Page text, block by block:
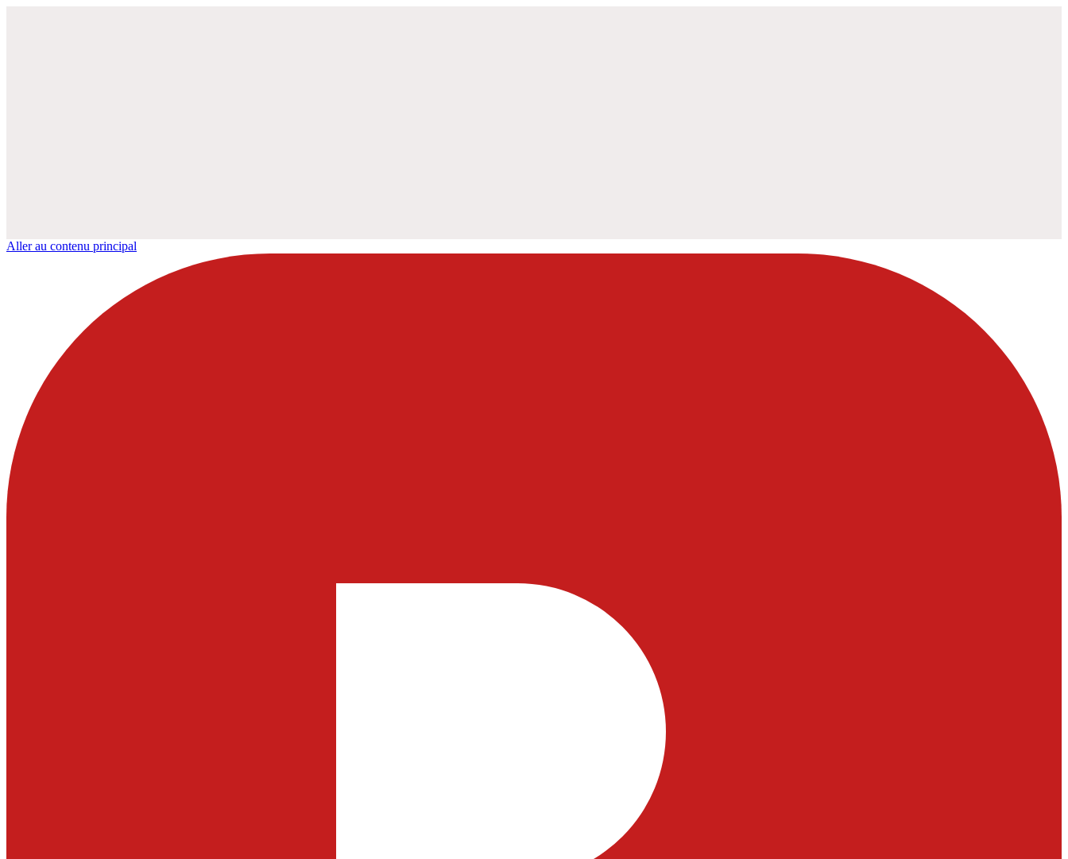
Aller au contenu principal